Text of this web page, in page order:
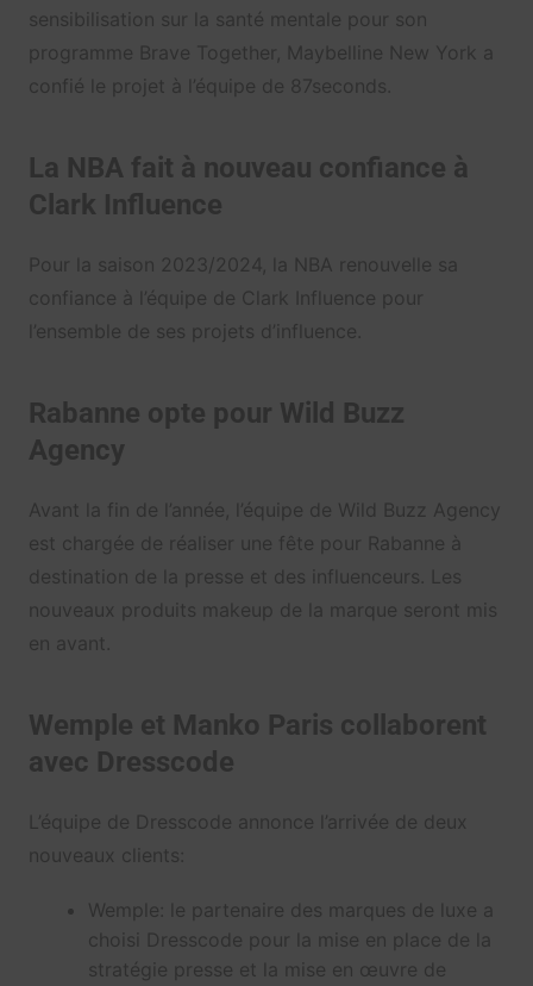
sensibilisation sur la santé mentale pour son
programme Brave Together, Maybelline New York a
confié le projet à l’équipe de 87seconds.
La NBA fait à nouveau confiance à
Clark Influence
Pour la saison 2023/2024, la NBA renouvelle sa
confiance à l’équipe de Clark Influence pour
l’ensemble de ses projets d’influence.
Rabanne opte pour Wild Buzz
Agency
Avant la fin de l’année, l’équipe de Wild Buzz Agency
est chargée de réaliser une fête pour Rabanne à
destination de la presse et des influenceurs. Les
nouveaux produits makeup de la marque seront mis
en avant.
Wemple et Manko Paris collaborent
avec Dresscode
L’équipe de Dresscode annonce l’arrivée de deux
nouveaux clients:
Wemple: le partenaire des marques de luxe a
choisi Dresscode pour la mise en place de la
stratégie presse et la mise en œuvre de